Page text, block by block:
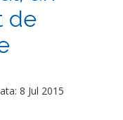
de
8 Jul 2015